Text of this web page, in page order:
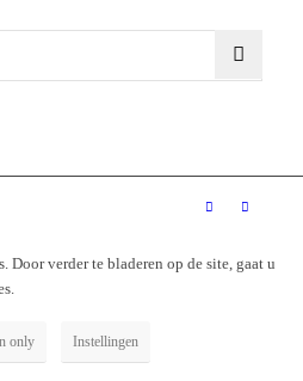
Door verder te bladeren op de site, gaat u
only Instellingen